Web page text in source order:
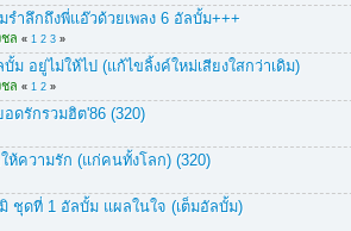
รำลึกถึงพี่แอ๊วด้วยเพลง 6 อัลบั้ม+++
ล «1 2 3 »
ม อยู่ไม่ให้ไป (แก้ไขลิ้งค์ใหม่เสียงใสกว่าเดิม)
ล «1 2 »
ดรักรวมฮิต'86 (320)
ห้ความรัก (แก่คนทั้งโลก) (320)
ชุดที่ 1 อัลบั้ม แผลในใจ (เต็มอัลบั้ม)